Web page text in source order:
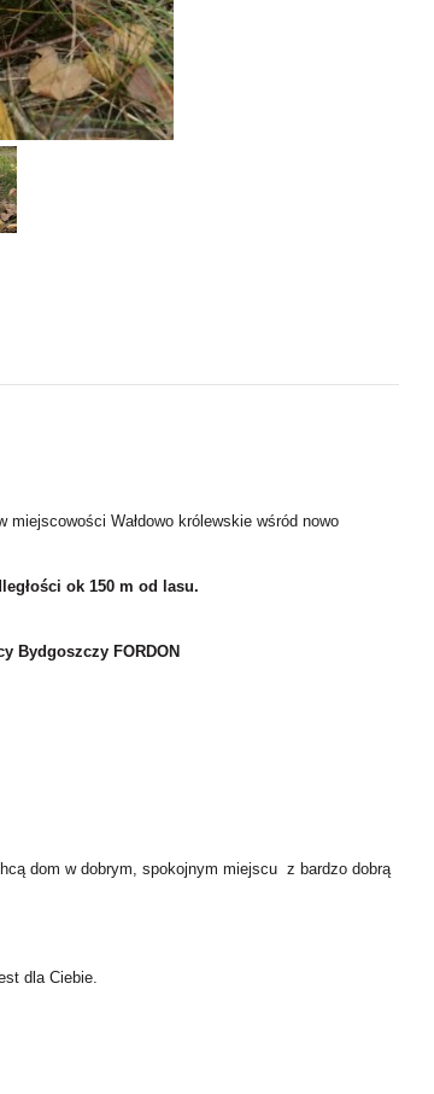
Wałdowo królewskie wśród nowo
ok 150 m od lasu.
Bydgoszczy FORDON
dom w dobrym, spokojnym miejscu z bardzo dobrą
dla Ciebie.